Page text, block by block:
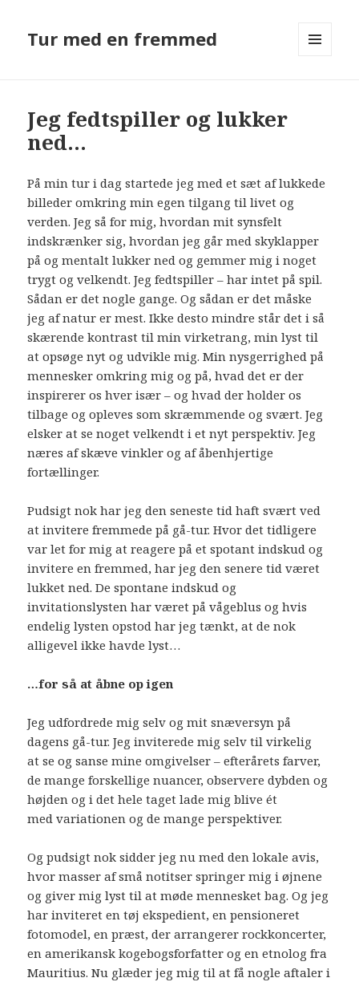
Tur med en fremmed
Jeg fedtspiller og lukker
ned…
På min tur i dag startede jeg med et sæt af lukkede
billeder omkring min egen tilgang til livet og
verden. Jeg så for mig, hvordan mit synsfelt
indskrænker sig, hvordan jeg går med skyklapper
på og mentalt lukker ned og gemmer mig i noget
trygt og velkendt. Jeg fedtspiller – har intet på spil.
Sådan er det nogle gange. Og sådan er det måske
jeg af natur er mest. Ikke desto mindre står det i så
skærende kontrast til min virketrang, min lyst til
at opsøge nyt og udvikle mig. Min nysgerrighed på
mennesker omkring mig og på, hvad det er der
inspirerer os hver især – og hvad der holder os
tilbage og opleves som skræmmende og svært. Jeg
elsker at se noget velkendt i et nyt perspektiv. Jeg
næres af skæve vinkler og af åbenhjertige
fortællinger.
Pudsigt nok har jeg den seneste tid haft svært ved
at invitere fremmede på gå-tur. Hvor det tidligere
var let for mig at reagere på et spotant indskud og
invitere en fremmed, har jeg den senere tid været
lukket ned. De spontane indskud og
invitationslysten har været på vågeblus og hvis
endelig lysten opstod har jeg tænkt, at de nok
alligevel ikke havde lyst…
…for så at åbne op igen
Jeg udfordrede mig selv og mit snæversyn på
dagens gå-tur. Jeg inviterede mig selv til virkelig
at se og sanse mine omgivelser – efterårets farver,
de mange forskellige nuancer, observere dybden og
højden og i det hele taget lade mig blive ét
med variationen og de mange perspektiver.
Og pudsigt nok sidder jeg nu med den lokale avis,
hvor masser af små notitser springer mig i øjnene
og giver mig lyst til at møde mennesket bag. Og jeg
har inviteret en tøj ekspedient, en pensioneret
fotomodel, en præst, der arrangerer rockkoncerter,
en amerikansk kogebogsforfatter og en etnolog fra
Mauritius. Nu glæder jeg mig til at få nogle aftaler i